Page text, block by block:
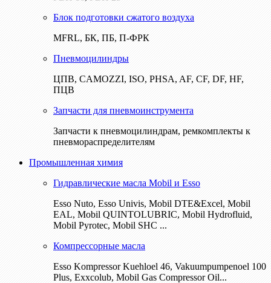
Блок подготовки сжатого воздуха
MFRL, БК, ПБ, П-ФРК
Пневмоцилиндры
ЦПВ, CAMOZZI, ISO, PHSA, AF, CF, DF, HF,
ПЦВ
Запчасти для пневмоинструмента
Запчасти к пневмоцилиндрам, ремкомплекты к
пневмораспределителям
Промышленная химия
Гидравлические масла Mobil и Esso
Esso Nuto, Esso Univis, Mobil DTE&Excel, Mobil
EAL, Mobil QUINTOLUBRIC, Mobil Hydrofluid,
Mobil Pyrotec, Mobil SHC ...
Компрессорные масла
Esso Kompressor Kuehloel 46, Vakuumpumpenoel 100
Plus, Exxcolub, Mobil Gas Compressor Oil...